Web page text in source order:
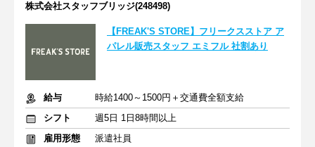
株式会社スタッフブリッジ(248498)
【FREAK'S STORE】フリークスストア ア
パレル販売スタッフ エミフル 社割あり
給与
時給1400～1500円＋交通費全額支給
シフト
週5日 1日8時間以上
雇用形態
派遣社員